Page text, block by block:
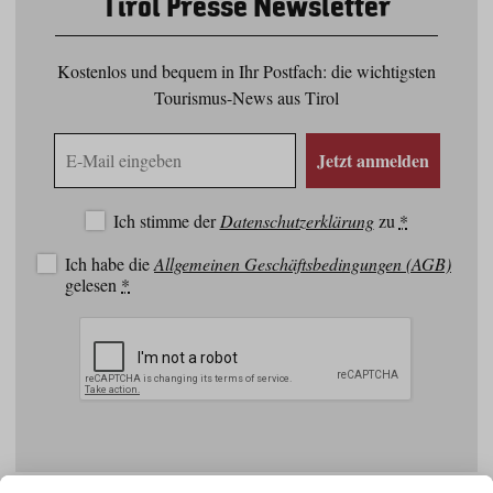
Tirol Presse Newsletter
Kostenlos und bequem in Ihr Postfach: die wichtigsten
Tourismus-News aus Tirol
Mail
Jetzt anmelden
Ich stimme derDatenschutzerklärungzu *
Ich habe dieAllgemeinen Geschäftsbedingungen (AGB)
gelesen *